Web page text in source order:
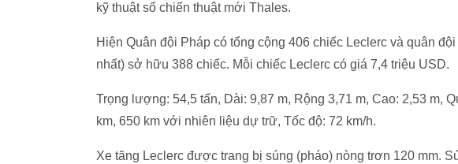
kỹ thuật số chiến thuật mới Thales.
Hiện Quân đội Pháp có tổng cộng 406 chiếc Leclerc và quân
nhất) sở hữu 388 chiếc. Mỗi chiếc Leclerc có giá 7,4 triệu USD.
Trọng lượng: 54,5 tấn, Dài: 9,87 m, Rộng 3,71 m, Cao: 2,53 m,
km, 650 km với nhiên liệu dự trữ, Tốc độ: 72 km/h.
Xe tăng Leclerc được trang bị súng (pháo) nòng trơn 120 mm.